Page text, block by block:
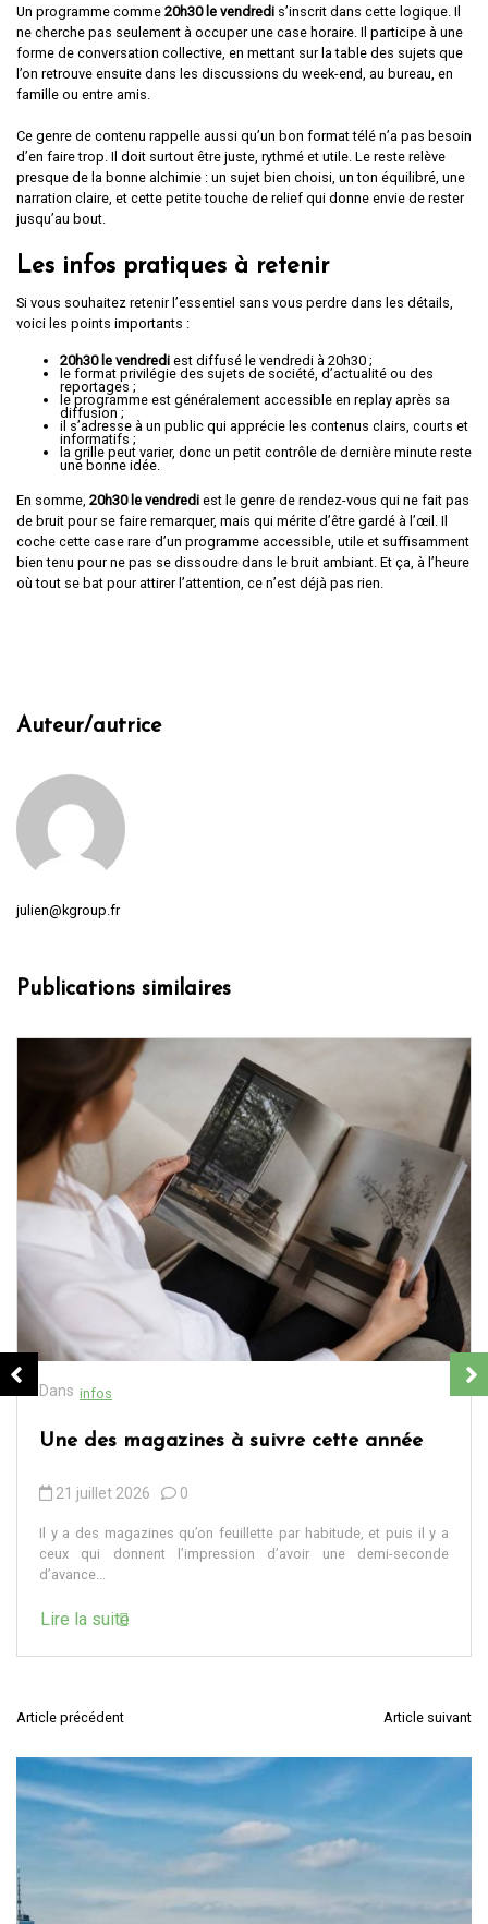
Un programme comme 20h30 le vendredi s’inscrit dans cette logique. Il
ne cherche pas seulement à occuper une case horaire. Il participe à une
forme de conversation collective, en mettant sur la table des sujets que
l’on retrouve ensuite dans les discussions du week-end, au bureau, en
famille ou entre amis.
Ce genre de contenu rappelle aussi qu’un bon format télé n’a pas besoin
d’en faire trop. Il doit surtout être juste, rythmé et utile. Le reste relève
presque de la bonne alchimie : un sujet bien choisi, un ton équilibré, une
narration claire, et cette petite touche de relief qui donne envie de rester
jusqu’au bout.
Les infos pratiques à retenir
Si vous souhaitez retenir l’essentiel sans vous perdre dans les détails,
voici les points importants :
20h30 le vendredi est diffusé le vendredi à 20h30 ;
le format privilégie des sujets de société, d’actualité ou des
reportages ;
le programme est généralement accessible en replay après sa
diffusion ;
il s’adresse à un public qui apprécie les contenus clairs, courts et
informatifs ;
la grille peut varier, donc un petit contrôle de dernière minute reste
une bonne idée.
En somme, 20h30 le vendredi est le genre de rendez-vous qui ne fait pas
de bruit pour se faire remarquer, mais qui mérite d’être gardé à l’œil. Il
coche cette case rare d’un programme accessible, utile et suffisamment
bien tenu pour ne pas se dissoudre dans le bruit ambiant. Et ça, à l’heure
où tout se bat pour attirer l’attention, ce n’est déjà pas rien.
Auteur/autrice
julien@kgroup.fr
Publications similaires
Dans infos
Presse en ligne gratuite : comment
d’information
19 juillet 2026 0
sites d’actualité qui...
N
a
v
g
a
Article précédent Article suivant